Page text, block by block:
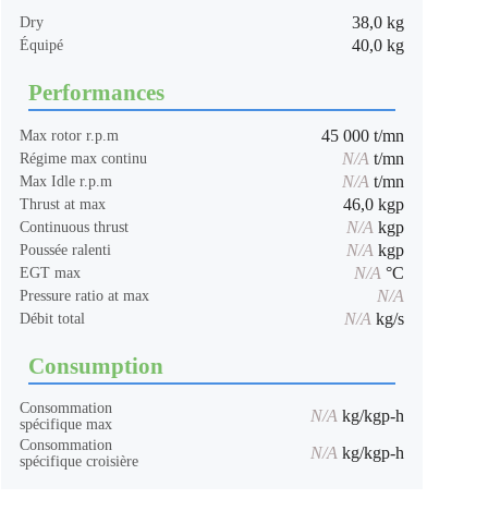
Dry 38,0 kg
Équipé 40,0 kg
Performances
Max rotor r.p.m 45 000 t/mn
Régime max continu N/A t/mn
Max Idle r.p.m N/A t/mn
Thrust at max 46,0 kgp
Continuous thrust N/A kgp
Poussée ralenti N/A kgp
EGT max N/A °C
Pressure ratio at max N/A
Débit total N/A kg/s
Consumption
Consommation
spécifique max
N/A kg/kgp-h
Consommation
spécifique croisière
N/A kg/kgp-h